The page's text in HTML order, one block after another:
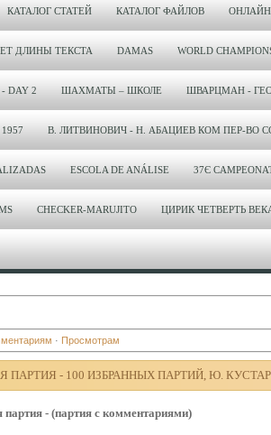
КАТАЛОГ СТАТЕЙ КАТАЛОГ ФАЙЛОВ
ДЛИНЫ ТЕКСТА DAMAS WORLD
DAY 2 ШАХМАТЫ – ШКОЛЕ ШВАРЦМАН -
В. ЛИТВИНОВИЧ - Н. АБАЦИЕВ КОМ ПЕР-ВО
ESCOLA DE ANÁLISE 37Є
CHECKER-MARUJITO ЦИРИК ЧЕТВЕРТЬ ВЕКА
· Просмотрам
ПАРТИЯ - 100 ИЗБРАННЫХ ПАРТИЙ, Ю.
- (партия с комментариями)